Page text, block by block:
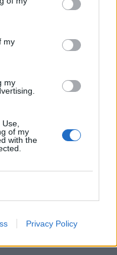
my
my
of my
with the
Privacy Policy
lányokkal meg a